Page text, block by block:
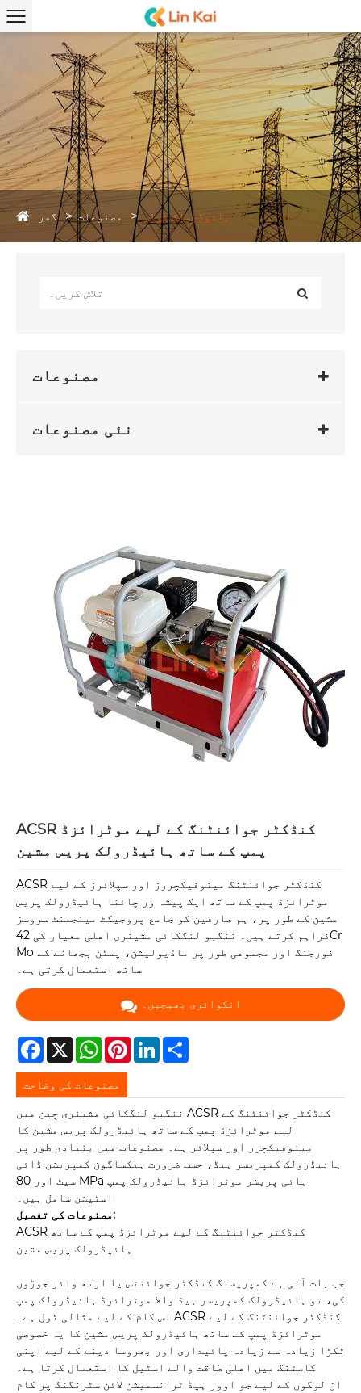
گھر مصنوعات ہائیڈرولک ٹولز
مصنوعات
نئی مصنوعات
ACSR کنڈکٹر جوائنٹنگ کے لیے موٹرائزڈ
پمپ کے ساتھ ہائیڈرولک پریس مشین
ACSR کنڈکٹر جوائنٹنگ مینوفیکچررز اور سپلائرز کے لیے
موٹرائزڈ پمپ کے ساتھ ایک پیشہ ور چائنا ہائیڈرولک پریس
مشین کے طور پر، ہم صارفین کو جامع پروجیکٹ مینجمنٹ سروسز
فراہم کرتے ہیں۔ ننگبو لنگکائی مشینری اعلیٰ معیار کی 42Cr
Mo فورجنگ اور مجموعی طور پر ماڈیولیشن، پسٹن بجھانے کے
ساتھ استعمال کرتی ہے۔
انکوائری بھیجیں۔
Facebook
X WhatsAppPinterestLinkedIn
مصنوعات کی وضاحت
ننگبو لنگکائی مشینری چین میں ACSR کنڈکٹر جوائنٹنگ کے
لیے موٹرائزڈ پمپ کے ساتھ ہائیڈرولک پریس مشین کا
مینوفیکچرر اور سپلائر ہے۔ مصنوعات میں بنیادی طور پر
ہائیڈرولک کمپریسر ہیڈ، حسب ضرورت ہیکساگون کمپریشن ڈائی
سیٹ اور 80 MPa ہائی پریشر موٹرائزڈ ہائیڈرولک پمپ
اسٹیشن شامل ہیں۔
مصنوعات کی تفصیل:
ACSR کنڈکٹر جوائنٹنگ کے لیے موٹرائزڈ پمپ کے ساتھ
ہائیڈرولک پریس مشین
جب بات آتی ہے کمپریسنگ کنڈکٹر جوائنٹس یا ارتھ وائر جوڑوں
کی، تو ہائیڈرولک کمپریسر ہیڈ والا موٹرائزڈ ہائیڈرولک پمپ
اس کام کے لیے مثالی ٹول ہے۔ ACSR کنڈکٹر جوائنٹنگ کے لیے
موٹرائزڈ پمپ کے ساتھ ہائیڈرولک پریس مشین کا یہ خصوصی
ٹکڑا زیادہ سے زیادہ پائیداری اور بھروسا دینے کے لیے اپنی
کاسٹنگ میں اعلیٰ طاقت والے اسٹیل کا استعمال کرتا ہے۔
ان لوگوں کے لیے جو اوور ہیڈ ٹرانسمیشن لائن سٹرنگنگ پر کام